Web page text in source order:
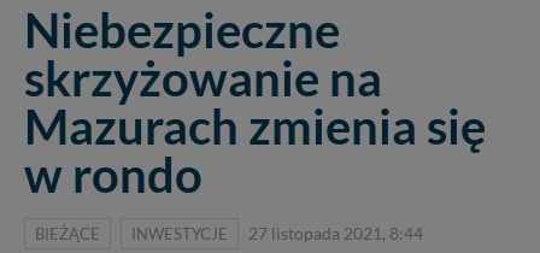
Niebezpieczne
skrzyżowanie na
Mazurach zmienia się
w rondo
BIEŻĄCE INWESTYCJE 27 listopada 2021, 8:44